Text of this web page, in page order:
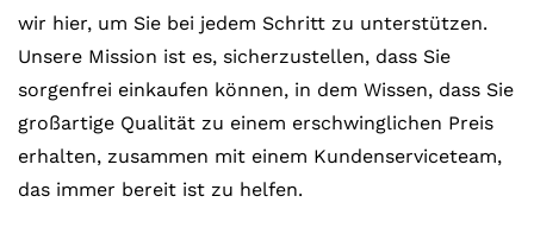
wir hier, um Sie bei jedem Schritt zu unterstützen.
Unsere Mission ist es, sicherzustellen, dass Sie
sorgenfrei einkaufen können, in dem Wissen, dass Sie
großartige Qualität zu einem erschwinglichen Preis
erhalten, zusammen mit einem Kundenserviceteam,
das immer bereit ist zu helfen.